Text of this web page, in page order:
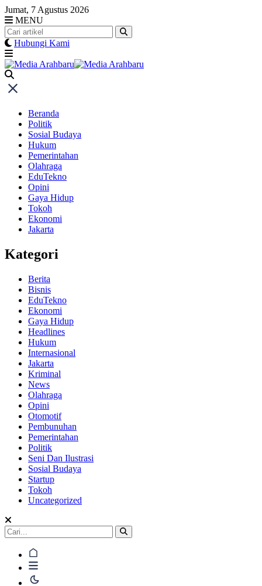
Skip
to
content
Jumat, 7 Agustus 2026
MENU
Hubungi Kami
Beranda
Politik
Sosial Budaya
Hukum
Pemerintahan
Olahraga
EduTekno
Opini
Gaya Hidup
Tokoh
Ekonomi
Jakarta
Kategori
Berita
Bisnis
EduTekno
Ekonomi
Gaya Hidup
Headlines
Hukum
Internasional
Jakarta
Kriminal
News
Olahraga
Opini
Otomotif
Pembunuhan
Pemerintahan
Politik
Seni Dan Ilustrasi
Sosial Budaya
Startup
Tokoh
Uncategorized